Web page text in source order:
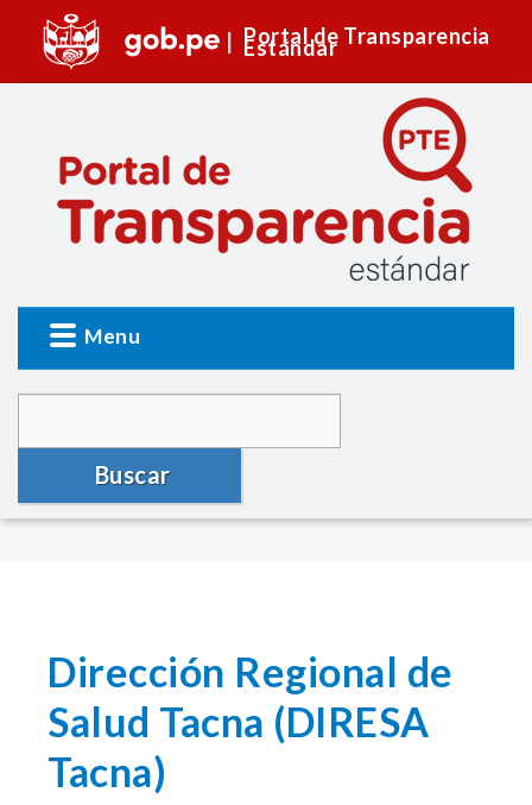
Portal de Transparencia
Estándar
Menu
Buscar
Dirección Regional de
Salud Tacna (DIRESA
Tacna)